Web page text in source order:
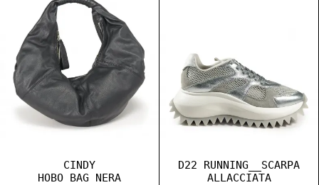
CINDY
HOBO BAG NERA
D22 RUNNING__SCARPA
ALLACCIATA